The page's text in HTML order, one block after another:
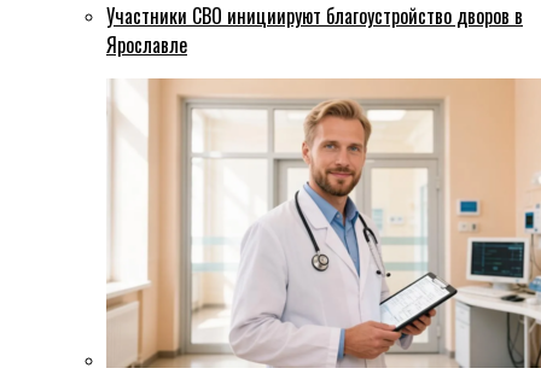
Участники СВО инициируют благоустройство дворов в
Ярославле